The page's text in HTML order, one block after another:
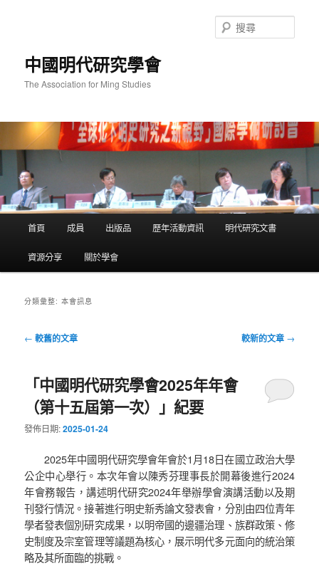
中國明代研究學會
The Association for Ming Studies
尋
首頁 成員 出版品 歷年活動資訊 明代研究文書
資源分享 關於學會
分類彙整:本會訊息
文
← 較舊的文章 較新的文章 →
「中國明代研究學會2025年年會
（第十五屆第一次）」紀要
發佈日期:2025-01-24
2025年中國明代研究學會年會於1月18日在國立政治大學
公企中心舉行。本次年會以陳秀芬理事長於開幕後進行2024
年會務報告，講述明代研究2024年舉辦學會演講活動以及期
刊發行情況。接著進行明史新秀論文發表會，分別由四位青年
學者發表個別研究成果，以明帝國的邊疆治理、族群政策、修
史制度及宗室管理等議題為核心，展示明代多元面向的統治策
略及其所面臨的挑戰。